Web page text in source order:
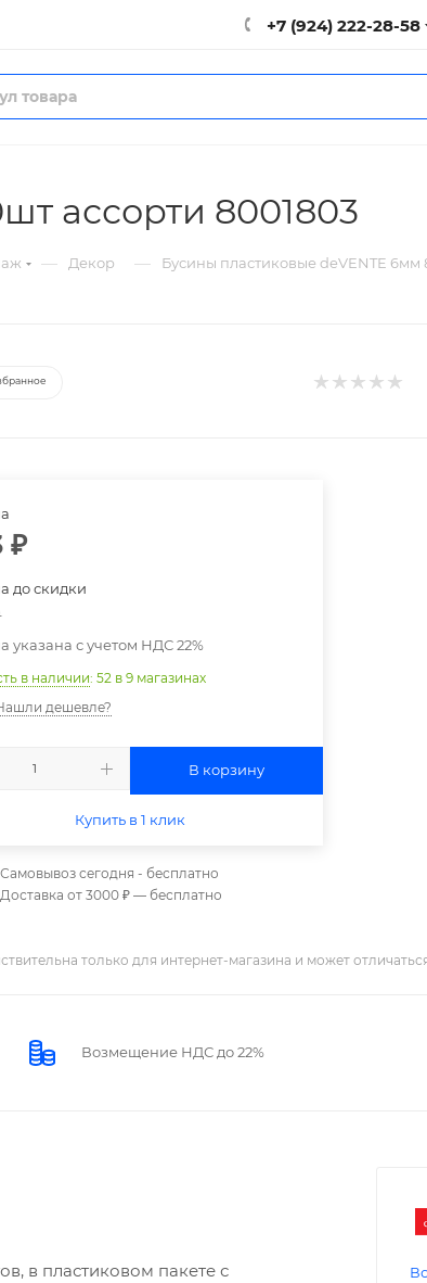
+7 (924) 222-28-58
ассорти 8001803
— Декор — Бусины пластиковые deVENTE 6мм
₽
до скидки
указана с учетом НДС 22%
в наличии: 52 в 9 магазинах
дешевле?
В корзину
Купить в 1 клик
Самовывоз сегодня - бесплатно
Доставка от 3000 ₽ — бесплатно
только для интернет-магазина и может
Возмещение НДС до 22%
в пластиковом пакете с